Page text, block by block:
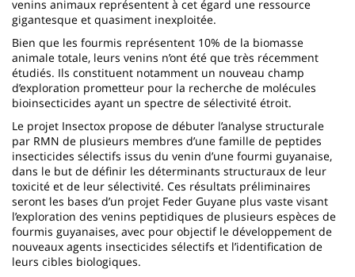
venins animaux représentent à cet égard une ressource
gigantesque et quasiment inexploitée.
Bien que les fourmis représentent 10% de la biomasse
animale totale, leurs venins n’ont été que très récemment
étudiés. Ils constituent notamment un nouveau champ
d’exploration prometteur pour la recherche de molécules
bioinsecticides ayant un spectre de sélectivité étroit.
Le projet Insectox propose de débuter l’analyse structurale
par RMN de plusieurs membres d’une famille de peptides
insecticides sélectifs issus du venin d’une fourmi guyanaise,
dans le but de définir les déterminants structuraux de leur
toxicité et de leur sélectivité. Ces résultats préliminaires
seront les bases d’un projet Feder Guyane plus vaste visant
l’exploration des venins peptidiques de plusieurs espèces de
fourmis guyanaises, avec pour objectif le développement de
nouveaux agents insecticides sélectifs et l’identification de
leurs cibles biologiques.